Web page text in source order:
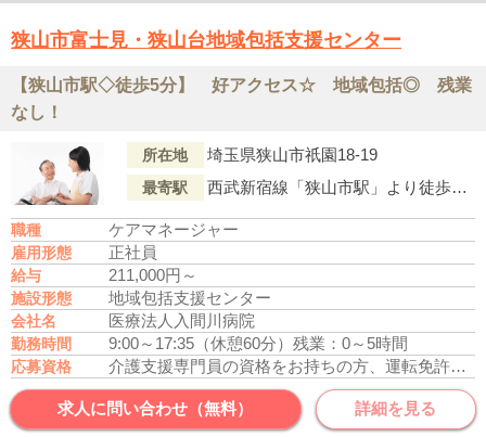
狭山市富士見・狭山台地域包括支援センター
【狭山市駅◇徒歩5分】 好アクセス☆ 地域包括◎ 残業
なし！
所在地 埼玉県狭山市祇園18-19
最寄駅 西武新宿線「狭山市駅」より徒歩5分
職種 ケアマネージャー
雇用形態 正社員
給与 211,000円～
施設形態 地域包括支援センター
会社名 医療法人入間川病院
勤務時間 9:00～17:35（休憩60分） 残業：0～5時間
応募資格 介護支援専門員の資格をお持ちの方、運転免許あれば尚可
求人に問い合わせ（無料） 詳細を見る